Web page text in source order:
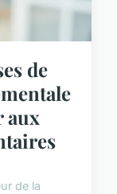
de
aux
de la